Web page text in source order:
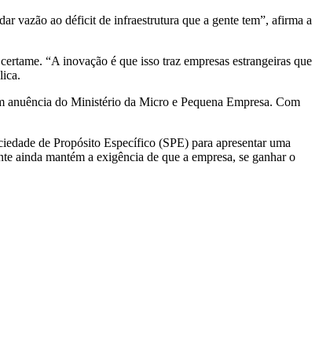
vazão ao déficit de infraestrutura que a gente tem”, afirma a
“A inovação é que isso traz empresas estrangeiras que
anuência do Ministério da Micro e Pequena Empresa. Com
de Propósito Específico (SPE) para apresentar uma
ainda mantém a exigência de que a empresa, se ganhar o